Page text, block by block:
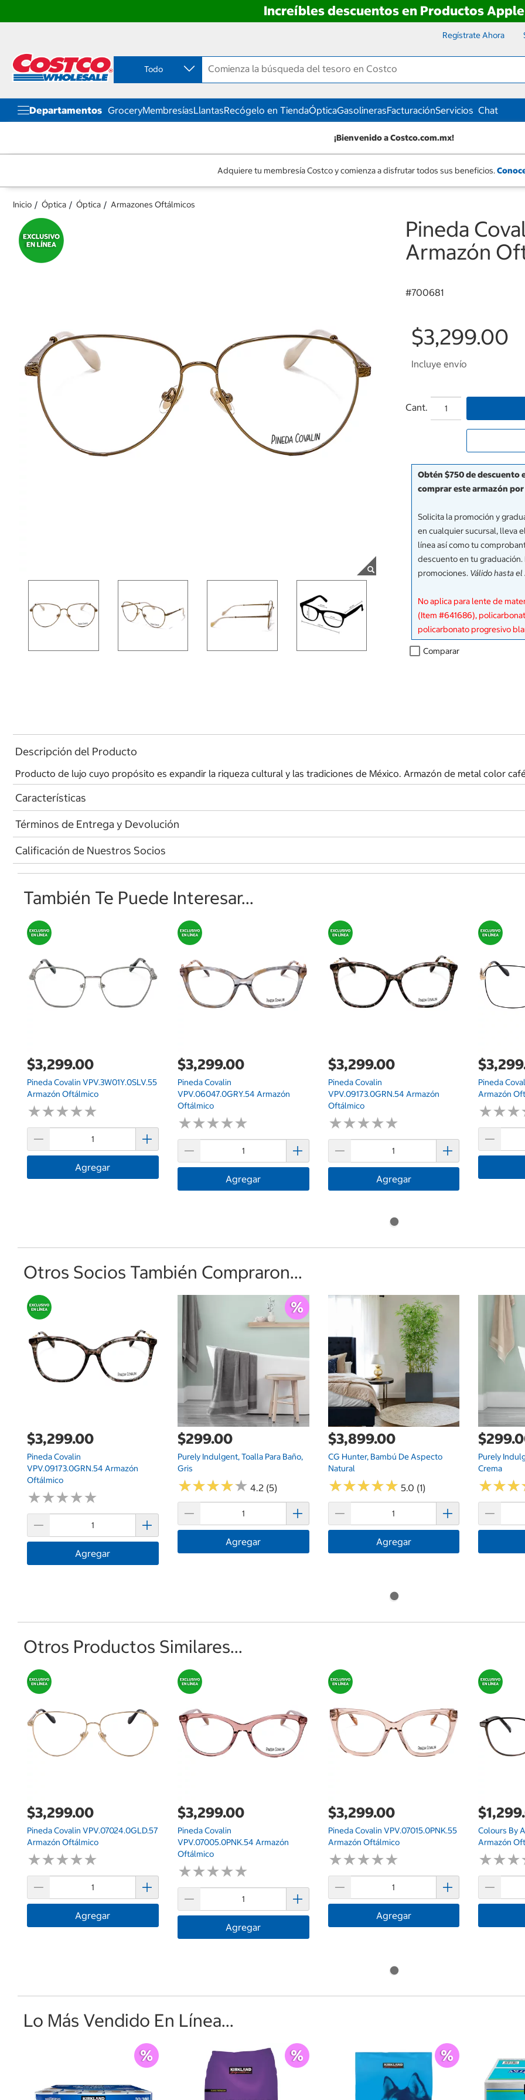
Increíbles descuentos en Productos Apple
contenido
menú
navegación
Regístrate Ahora
Todo
Departamentos GroceryMembresíasLlantasRecógelo en TiendaÓpticaGasolinerasFacturaciónServicios Chat
¡Bienvenido a Costco.com.mx!
Adquiere tu membresía Costco y comienza a disfrutar todos sus beneficios.
Inicio Óptica Óptica Armazones Oftálmicos
Pineda
Armazón
#700681
$3,299.00
Incluye envío
Cant.
Obtén $750 de descuento
comprar este armazón
Solicita la promoción y
en cualquier sucursal, lleva
línea así como tu
descuento en tu
promociones. Válido hasta
No aplica para lente de
(Item #641686),
policarbonato progresivo
Comparar
Descripción del Producto
Producto de lujo cuyo propósito es expandir la riqueza cultural y las tradiciones de México. Armazón de metal color
Características
Términos de Entrega y Devolución
Calificación de Nuestros Socios
También Te Puede Interesar...
$3,299.00
Pineda Covalin VPV.3W01Y.0SLV.55
Armazón Oftálmico
★★★★★
★★★★★
Agregar
$3,299.00
Pineda Covalin
VPV.06047.0GRY.54 Armazón
Oftálmico
★★★★★
★★★★★
Agregar
$3,299.00
Pineda Covalin
VPV.09173.0GRN.54 Armazón
Oftálmico
★★★★★
★★★★★
Agregar
Pineda
Armazón
★★★
★★★
Otros Socios También Compraron...
$3,299.00
Pineda Covalin
VPV.09173.0GRN.54 Armazón
Oftálmico
★★★★★
★★★★★
Agregar
$299.00
Purely Indulgent, Toalla Para Baño,
Gris
★★★★★
★★★★★ 4.2 (5)
Agregar
$3,899.00
CG Hunter, Bambú De Aspecto
Natural
★★★★★
★★★★★ 5.0 (1)
Agregar
Purely
Crema
★★★
★★★
Otros Productos Similares...
$3,299.00
Pineda Covalin VPV.07024.0GLD.57
Armazón Oftálmico
★★★★★
★★★★★
Agregar
$3,299.00
Pineda Covalin
VPV.07005.0PNK.54 Armazón
Oftálmico
★★★★★
★★★★★
Agregar
$3,299.00
Pineda Covalin VPV.07015.0PNK.55
Armazón Oftálmico
★★★★★
★★★★★
Agregar
Colours By
Armazón
★★★
★★★
Lo Más Vendido En Línea...